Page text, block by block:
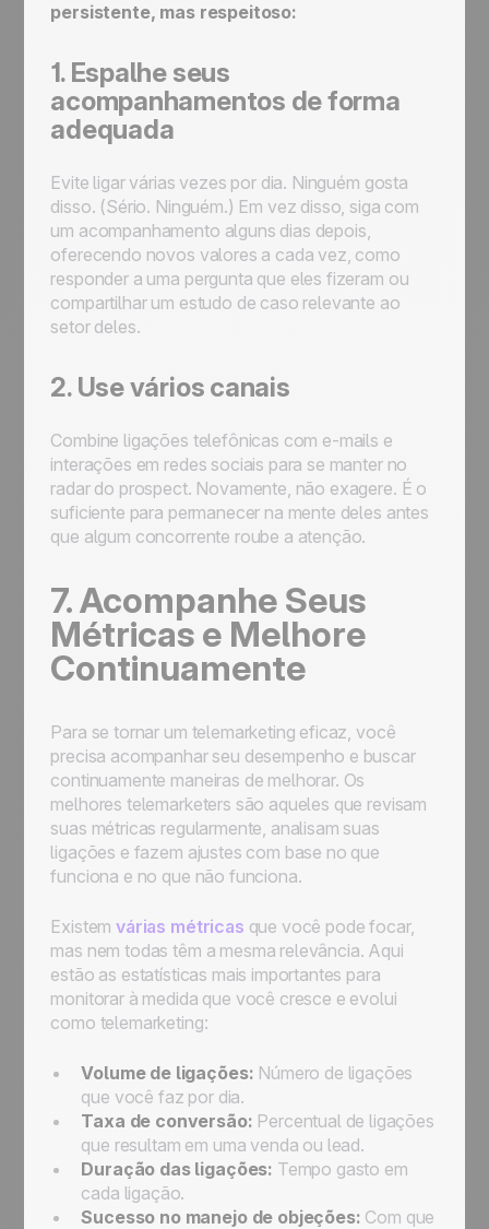
persistente, mas respeitoso:
1. Espalhe seus
acompanhamentos de forma
adequada
Evite ligar várias vezes por dia. Ninguém gosta
disso. (Sério. Ninguém.) Em vez disso, siga com
um acompanhamento alguns dias depois,
oferecendo novos valores a cada vez, como
responder a uma pergunta que eles fizeram ou
compartilhar um estudo de caso relevante ao
setor deles.
2. Use vários canais
Combine ligações telefônicas com e-mails e
interações em redes sociais para se manter no
radar do prospect. Novamente, não exagere. É o
suficiente para permanecer na mente deles antes
que algum concorrente roube a atenção.
7. Acompanhe Seus
Métricas e Melhore
Continuamente
Para se tornar um telemarketing eficaz, você
precisa acompanhar seu desempenho e buscar
continuamente maneiras de melhorar. Os
melhores telemarketers são aqueles que revisam
suas métricas regularmente, analisam suas
ligações e fazem ajustes com base no que
funciona e no que não funciona.
Existemvárias métricas que você pode focar,
mas nem todas têm a mesma relevância. Aqui
estão as estatísticas mais importantes para
monitorar à medida que você cresce e evolui
como telemarketing:
Volume de ligações: Número de ligações
que você faz por dia.
Taxa de conversão: Percentual de ligações
que resultam em uma venda ou lead.
Duração das ligações: Tempo gasto em
cada ligação.
Sucesso no manejo de objeções: Com que